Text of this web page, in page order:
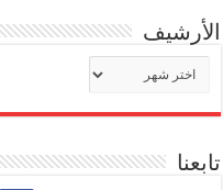
الأرشيف
تابعنا